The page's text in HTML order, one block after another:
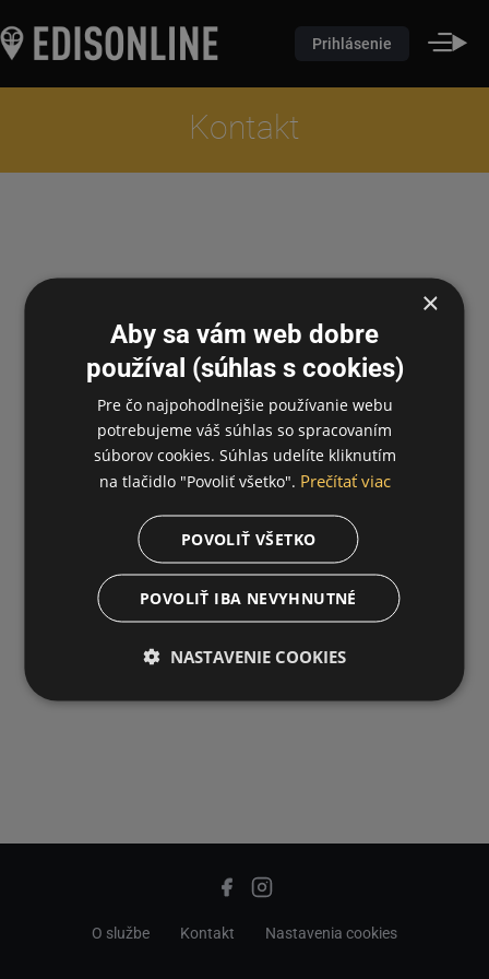
Prihlásenie
Kontakt
O službe Kontakt Nastavenia cookies
×
Aby sa vám web dobre
používal (súhlas s cookies)
Pre čo najpohodlnejšie používanie webu
potrebujeme váš súhlas so spracovaním
súborov cookies. Súhlas udelíte kliknutím
na tlačidlo "Povoliť všetko". Prečítať viac
POVOLIŤ VŠETKO
POVOLIŤ IBA NEVYHNUTNÉ
NASTAVENIE COOKIES